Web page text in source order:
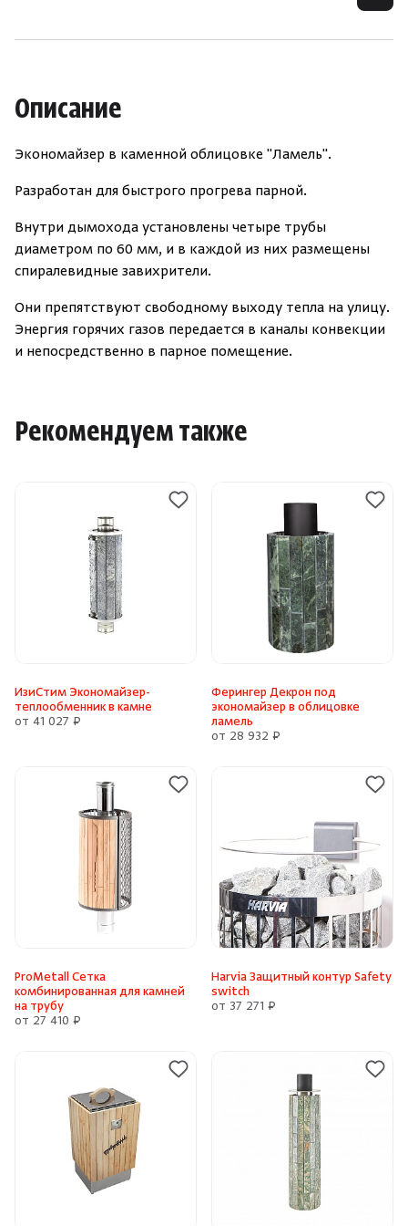
Описание
Экономайзер в каменной облицовке "Ламель".
Разработан для быстрого прогрева парной.
Внутри дымохода установлены четыре трубы
диаметром по 60 мм, и в каждой из них размещены
спиралевидные завихрители.
Они препятствуют свободному выходу тепла на улицу.
Энергия горячих газов передается в каналы конвекции
и непосредственно в парное помещение.
Рекомендуем также
ИзиСтим Экономайзер-
теплообменник в камне
от 41 027 ₽
Ферингер Декрон под
экономайзер в облицовке
ламель
от 28 932 ₽
ProMetall Сетка
комбинированная для камней
на трубу
от 27 410 ₽
Harvia Защитный контур Safety
switch
от 37 271 ₽